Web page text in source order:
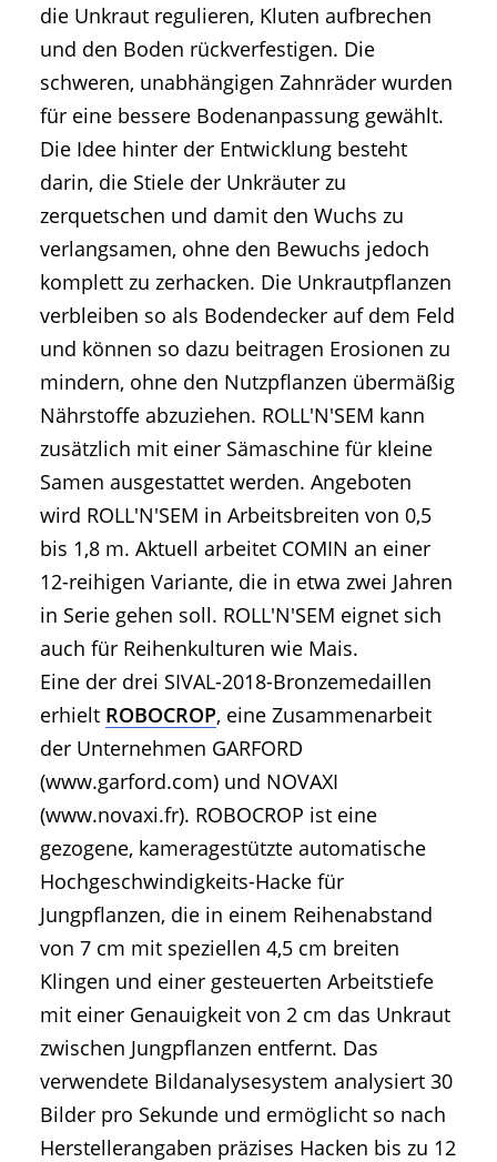
die Unkraut regulieren, Kluten aufbrechen
und den Boden rückverfestigen. Die
schweren, unabhängigen Zahnräder wurden
für eine bessere Bodenanpassung gewählt.
Die Idee hinter der Entwicklung besteht
darin, die Stiele der Unkräuter zu
zerquetschen und damit den Wuchs zu
verlangsamen, ohne den Bewuchs jedoch
komplett zu zerhacken. Die Unkrautpflanzen
verbleiben so als Bodendecker auf dem Feld
und können so dazu beitragen Erosionen zu
mindern, ohne den Nutzpflanzen übermäßig
Nährstoffe abzuziehen. ROLL'N'SEM kann
zusätzlich mit einer Sämaschine für kleine
Samen ausgestattet werden. Angeboten
wird ROLL'N'SEM in Arbeitsbreiten von 0,5
bis 1,8 m. Aktuell arbeitet COMIN an einer
12-reihigen Variante, die in etwa zwei Jahren
in Serie gehen soll. ROLL'N'SEM eignet sich
auch für Reihenkulturen wie Mais.
Eine der drei SIVAL-2018-Bronzemedaillen
erhielt ROBOCROP, eine Zusammenarbeit
der Unternehmen GARFORD
(www.garford.com) und NOVAXI
(www.novaxi.fr). ROBOCROP ist eine
gezogene, kameragestützte automatische
Hochgeschwindigkeits-Hacke für
Jungpflanzen, die in einem Reihenabstand
von 7 cm mit speziellen 4,5 cm breiten
Klingen und einer gesteuerten Arbeitstiefe
mit einer Genauigkeit von 2 cm das Unkraut
zwischen Jungpflanzen entfernt. Das
verwendete Bildanalysesystem analysiert 30
Bilder pro Sekunde und ermöglicht so nach
Herstellerangaben präzises Hacken bis zu 12